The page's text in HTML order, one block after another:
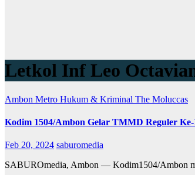
Letkol Inf Leo
Ambon Metro Hukum & Kriminal The Moluccas
Kodim 1504/Ambon Gelar TMMD Reguler
Feb 20, 2024 saburomedia
SABUROmedia, Ambon — Kodim1504/Ambon